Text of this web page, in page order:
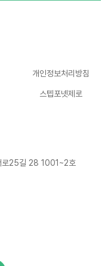
개인정보처리방침
스텝포넷제로
로25길 28 1001~2호